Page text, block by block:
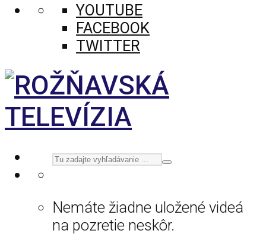
YOUTUBE
FACEBOOK
TWITTER
Nemáte žiadne uložené videá
na pozretie neskôr.